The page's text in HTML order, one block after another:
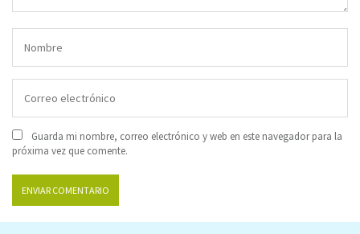
Guarda mi nombre, correo electrónico y web en este navegador para la
próxima vez que comente.